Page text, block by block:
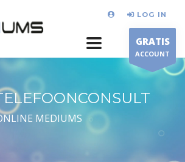
LOG IN
GRATIS
ACCOUNT
MEDIUMS